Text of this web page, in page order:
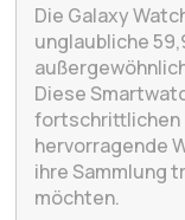
Die Galaxy
unglaubliche
Diese
fortschrittlichen
hervorragende
ihre Sammlung
möchten.